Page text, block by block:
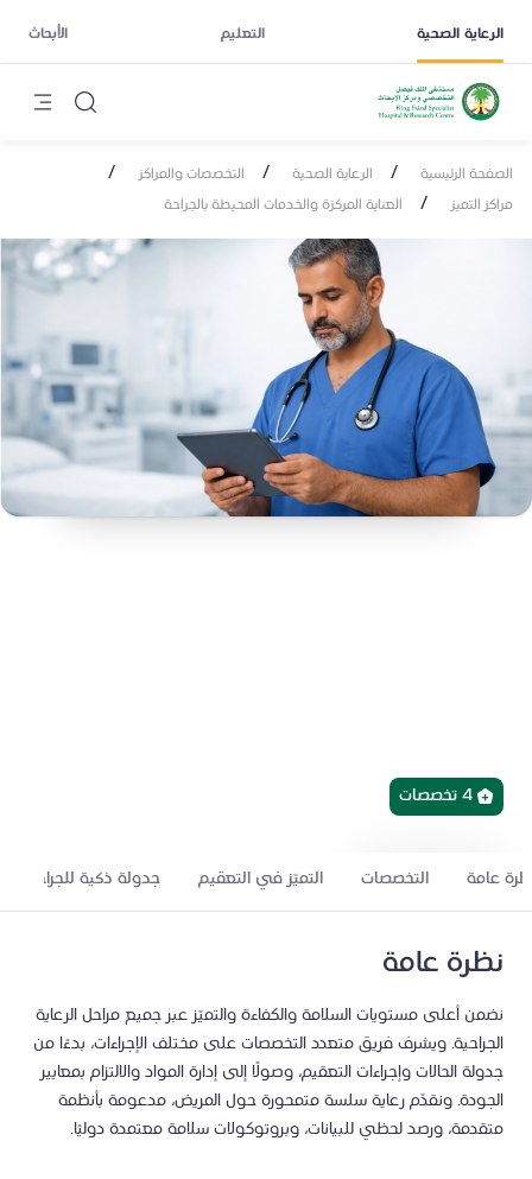
الرعاية الصحية التعليم الأبحاث
الصفحة الرئيسية / الرعاية الصحية / التخصصات والمراكز /
مراكز التميز / العناية المركزة والخدمات المحيطة بالجراحة
4 تخصصات
ابحث عن طبيب طلب إحالة
نظرة عامة
نضمن أعلى مستويات السلامة والكفاءة والتميّز عبر جميع مراحل الرعاية
الجراحية. ويشرف فريق متعدد التخصصات على مختلف الإجراءات، بدءًا من
جدولة الحالات وإجراءات التعقيم، وصولًا إلى إدارة المواد والالتزام بمعايير
الجودة. ونقدّم رعاية سلسة متمحورة حول المريض، مدعومة بأنظمة
متقدمة، ورصد لحظي للبيانات، وبروتوكولات سلامة معتمدة دوليًا.
عامة التخصصات التميّز في التعقيم جدولة ذكية للجراحات